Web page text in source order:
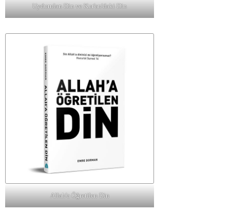
Uydurulan Din ve Kur'an'daki Din
Allah'a Öğretilen Din